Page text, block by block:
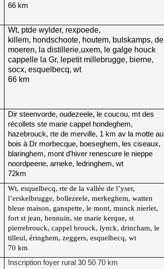
66 km
Wt, ptde wylder, rexpoede,
killem, hondschoote, houtem, bulskamps, de
moeren, la distillerie,uxem, le galge houck
cappelle la Gr, lepetit millebrugge, bierne,
socx, esquelbecq, wt
66 km
Dir steenvorde, oudezeele, le coucou, mt des
récollets ste marie cappel hondeghem,
hazebrouck, rte de merville, 1 km av la motte au
bois à Dr morbecque, boeseghem, les ciseaux,
blaringhem, mont d’hiver renescure le nieppe
noordpeene, arneke, ledringhem, wt
72km
Wt, esquelbecq, rte de la vallée de l’yser,
l’erskelbrugge, bollezeele, merkeghem, watten
bleue maison, ganspette, le mont, munck nierlet,
fort st jean, hennuin, ste marie kerque, st
pierrebrouck, cappel brouck, lynck, drincham, le
tilleul, éringhem, zeggers, esquelbecq, wt
70 km
Inscription foyer rural 30 50 70 km